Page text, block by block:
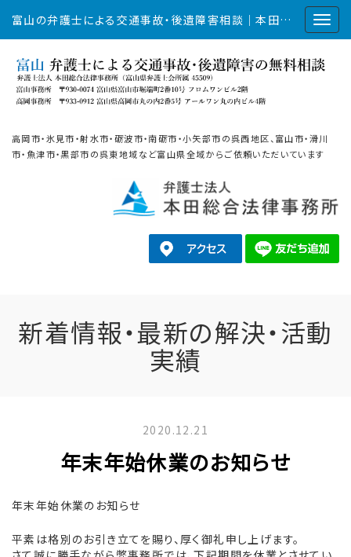
富山の弁護士による交通事故・後遺障害相談｜本田総合法律事務所
高岡市・氷見市・射水市・砺波市・南砺市・小矢部市の呉西地区、富山市・滑川
市・魚津市・黒部市の呉東地域など富山県全域からご依頼いただいています
新着情報・最新の解決・活動
実績
2020.12.21
年末年始休業のお知らせ
年末年始休業のお知らせ
平素は格別のお引き立てを賜り、厚く御礼申し上げます。